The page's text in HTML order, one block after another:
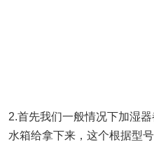
2.首先我们一般情况下加湿
水箱给拿下来，这个根据型